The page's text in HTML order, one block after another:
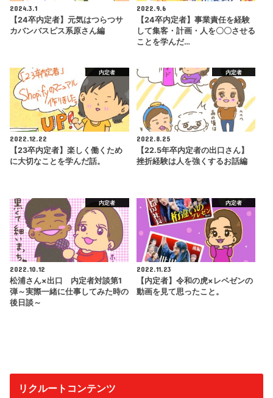
2024.3.1
【24卒内定者】元気はつらつサ
カバンバスピス系原さん編
2022.9.6
【24卒内定者】事業責任を経験
して集客・計画・人を〇〇させる
ことを学んだ…
内定者
2022.12.22
【23卒内定者】楽しく働くため
に大切なことを学んだ話。
内定者
2022.8.25
【22.5年卒内定者の出口さん】
挫折経験は人を強くするお話編
内定者
2022.10.12
松浦さん×出口 内定者対談第1
弾～実際一緒に仕事してみた時の
後日談～
内定者
2022.11.23
【内定者】令和の虎×レペゼンの
動画を見て思ったこと。
リクルートコンテンツ